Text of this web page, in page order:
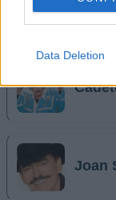
Data Deletion
Los
Joan